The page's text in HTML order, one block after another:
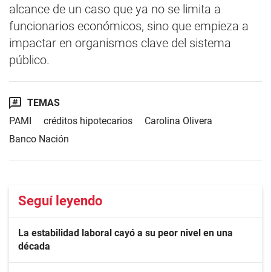
alcance de un caso que ya no se limita a
funcionarios económicos, sino que empieza a
impactar en organismos clave del sistema
público.
TEMAS
PAMI
créditos hipotecarios
Carolina Olivera
Banco Nación
Seguí leyendo
La estabilidad laboral cayó a su peor nivel en una
década